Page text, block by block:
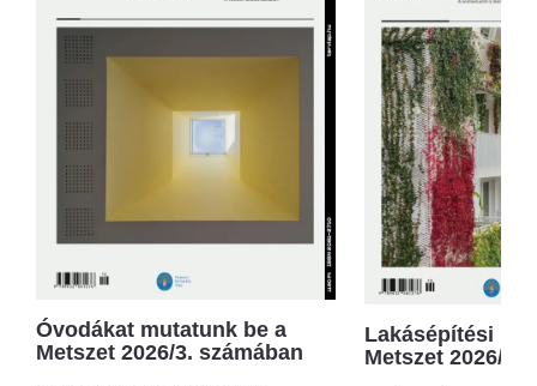
Óvodákat mutatunk be a
Metszet 2026/3. számában
Lakásépítési
Metszet 2026/2.